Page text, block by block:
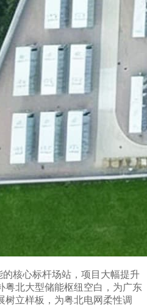
核心标杆场站，项目大幅提升
粤北大型储能枢纽空白，为广东
树立样板，为粤北电网柔性调